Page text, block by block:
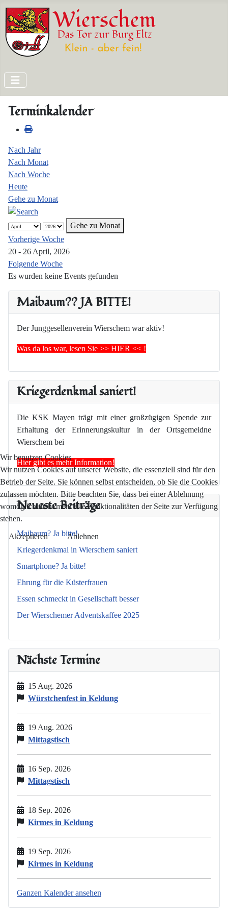
Maibaum?? JA BITTE!
Der Junggesellenverein Wierschem war aktiv!
Was da los war, lesen Sie >> HIER << !
Kriegerdenkmal saniert!
Die KSK Mayen trägt mit einer großzügigen Spende zur
Erhaltung der Erinnerungskultur in der Ortsgemeidne
Wierschem bei
Hier gibt es mehr Information!
Neueste Beiträge
Maibaum? Ja bitte!
Kriegerdenkmal in Wierschem saniert
Smartphone? Ja bitte!
Ehrung für die Küsterfrauen
Essen schmeckt in Gesellschaft besser
Der Wierschemer Adventskaffee 2025
Nächste Termine
15 Aug. 2026
Würstchenfest in Keldung
19 Aug. 2026
Mittagstisch
16 Sep. 2026
Mittagstisch
18 Sep. 2026
Kirmes in Keldung
19 Sep. 2026
Kirmes in Keldung
Ganzen Kalender ansehen
Terminkalender
Nach Jahr
Nach Monat
Nach Woche
Heute
Gehe zu Monat
Gehe zu Monat
Vorherige Woche
20 - 26 April, 2026
Folgende Woche
Es wurden keine Events gefunden
Wir benutzen Cookies
Wir nutzen Cookies auf unserer Website, die essenziell sind für den
Betrieb der Seite. Sie können selbst entscheiden, ob Sie die Cookies
zulassen möchten. Bitte beachten Sie, dass bei einer Ablehnung
womöglich nicht mehr alle Funktionalitäten der Seite zur Verfügung
stehen.
Akzeptieren Ablehnen